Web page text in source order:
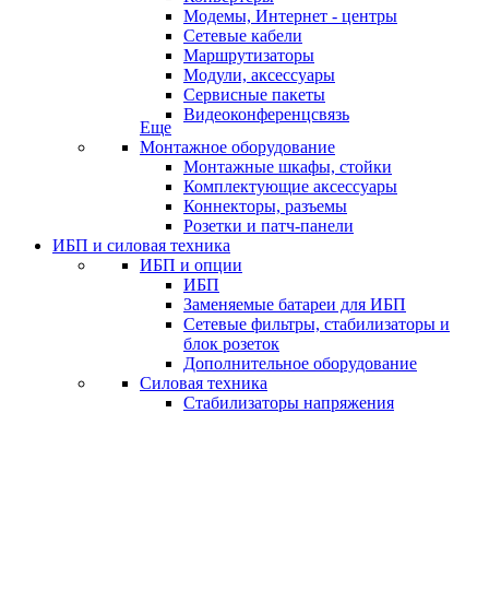
Модемы, Интернет - центры
Сетевые кабели
Маршрутизаторы
Модули, аксессуары
Сервисные пакеты
Видеоконференцсвязь
Еще
Монтажное оборудование
Монтажные шкафы, стойки
Комплектующие аксессуары
Коннекторы, разъемы
Розетки и патч-панели
ИБП и силовая техника
ИБП и опции
ИБП
Заменяемые батареи для ИБП
Сетевые фильтры, стабилизаторы и
блок розеток
Дополнительное оборудование
Силовая техника
Стабилизаторы напряжения